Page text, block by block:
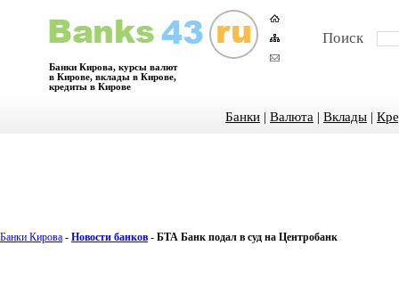
Банки Кирова, курсы валют
в Кирове, вклады в Кирове,
кредиты в Кирове
Поиск
Банки | Валюта | Вклады |
Банки Кирова - Новости банков - БТА Банк подал в суд на Центробанк